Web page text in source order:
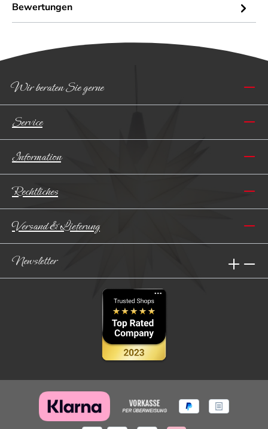
Bewertungen
Wir beraten Sie gerne
Service
Information
Rechtliches
Versand & Lieferung
Newsletter